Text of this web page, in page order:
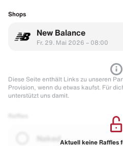
Shops
New Balance
Fr. 29. Mai 2026 – 08:00
Diese Seite enthält Links zu unseren
Provision, wenn du etwas kaufst. Für
unterstützt uns damit.
Naked Aktuell keine Raffles